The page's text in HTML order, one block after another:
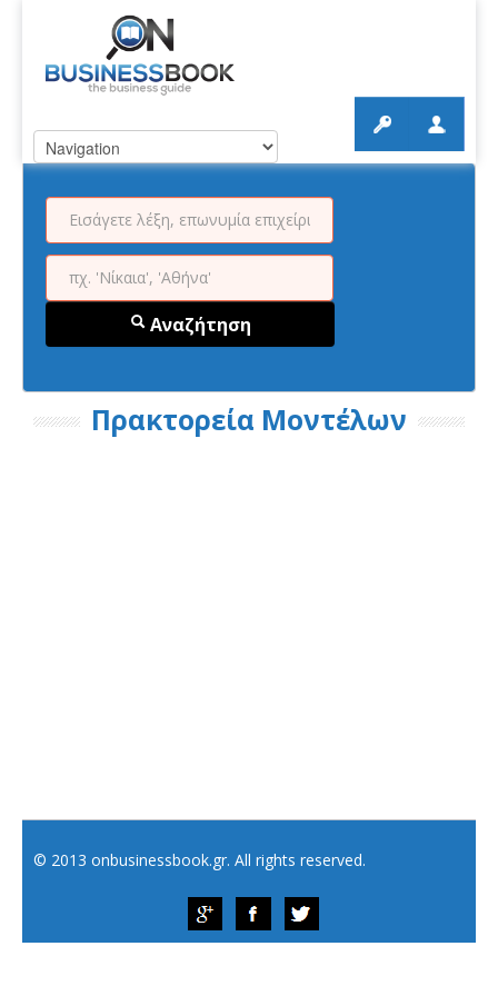
Αναζήτηση
Πρακτορεία Μοντέλων
© 2013 onbusinessbook.gr. All rights reserved.